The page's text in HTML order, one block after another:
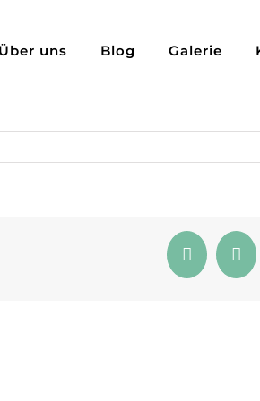
uns Blog Galerie
Facebook